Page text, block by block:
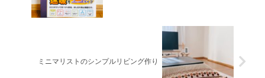
ミニマリストのシンプルリビング作り